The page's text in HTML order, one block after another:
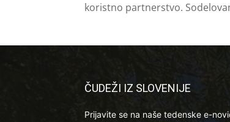
koristno partnerstvo.
ČUDEŽI IZ SLOVENIJE
Prijavite se na naše tedenske e-